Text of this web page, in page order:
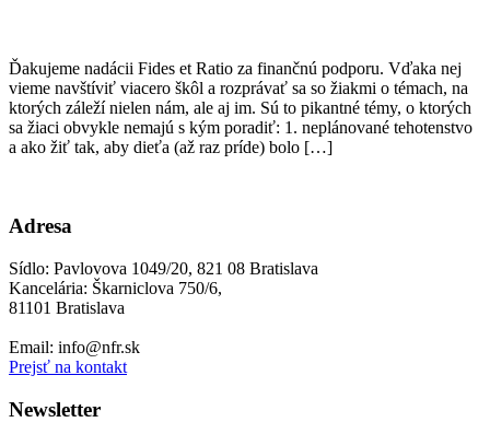
Ďakujeme nadácii Fides et Ratio za finančnú podporu. Vďaka nej
vieme navštíviť viacero škôl a rozprávať sa so žiakmi o témach, na
ktorých záleží nielen nám, ale aj im. Sú to pikantné témy, o ktorých
sa žiaci obvykle nemajú s kým poradiť: 1. neplánované tehotenstvo
a ako žiť tak, aby dieťa (až raz príde) bolo […]
Adresa
Sídlo: Pavlovova 1049/20, 821 08 Bratislava
Kancelária: Škarniclova 750/6,
81101 Bratislava
Email: info@nfr.sk
Prejsť na kontakt
Newsletter